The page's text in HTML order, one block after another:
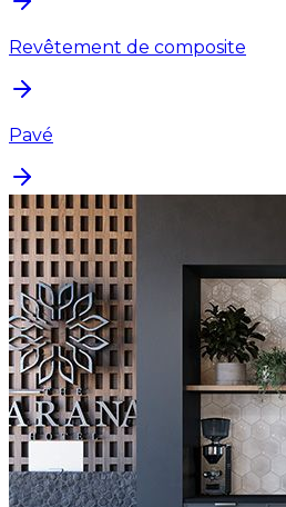
Revêtement de composite
Pavé